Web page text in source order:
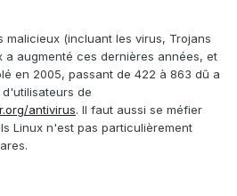
malicieux (incluant les virus, Trojans
a augmenté ces dernières années, et
en 2005, passant de 422 à 863 dû a
de
antivirus. Il faut aussi se méfier
Linux n'est pas particulièrement